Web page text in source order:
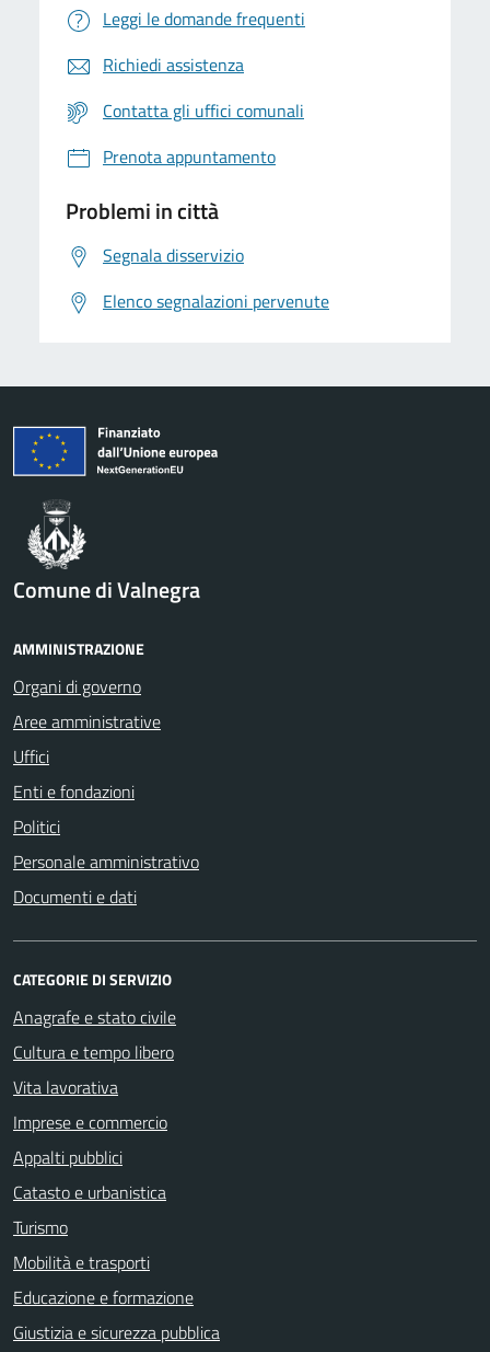
Leggi le domande frequenti
Richiedi assistenza
Contatta gli uffici comunali
Prenota appuntamento
Problemi in città
Segnala disservizio
Elenco segnalazioni pervenute
Comune di Valnegra
AMMINISTRAZIONE
Organi di governo
Aree amministrative
Uffici
Enti e fondazioni
Politici
Personale amministrativo
Documenti e dati
CATEGORIE DI SERVIZIO
Anagrafe e stato civile
Cultura e tempo libero
Vita lavorativa
Imprese e commercio
Appalti pubblici
Catasto e urbanistica
Turismo
Mobilità e trasporti
Educazione e formazione
Giustizia e sicurezza pubblica